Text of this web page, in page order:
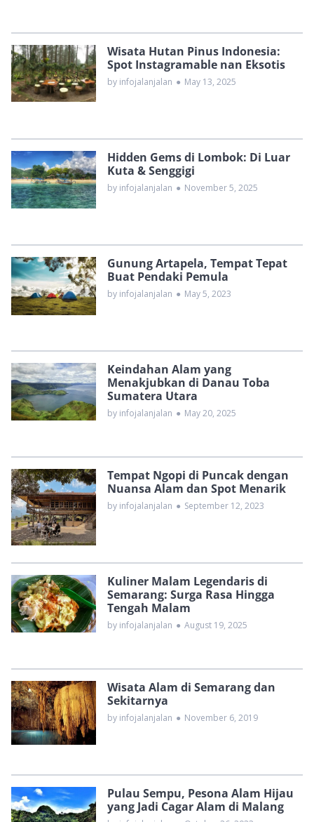
Wisata Hutan Pinus Indonesia:
Spot Instagramable nan Eksotis
by infojalanjalan ● May 13, 2025
Hidden Gems di Lombok: Di Luar
Kuta & Senggigi
by infojalanjalan ● November 5, 2025
Gunung Artapela, Tempat Tepat
Buat Pendaki Pemula
by infojalanjalan ● May 5, 2023
Keindahan Alam yang
Menakjubkan di Danau Toba
Sumatera Utara
by infojalanjalan ● May 20, 2025
Tempat Ngopi di Puncak dengan
Nuansa Alam dan Spot Menarik
by infojalanjalan ● September 12, 2023
Kuliner Malam Legendaris di
Semarang: Surga Rasa Hingga
Tengah Malam
by infojalanjalan ● August 19, 2025
Wisata Alam di Semarang dan
Sekitarnya
by infojalanjalan ● November 6, 2019
Pulau Sempu, Pesona Alam Hijau
yang Jadi Cagar Alam di Malang